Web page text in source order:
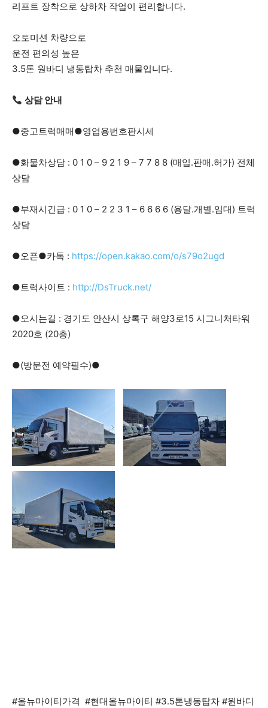
리프트 장착으로 상하차 작업이 편리합니다.
오토미션 차량으로
운전 편의성 높은
3.5톤 원바디 냉동탑차 추천 매물입니다.
상담 안내
●중고트럭매매●영업용번호판시세
●화물차상담 : 0 1 0 – 9 2 1 9 – 7 7 8 8 (매입.판매.허가) 전체
상담
●부재시긴급 : 0 1 0 – 2 2 3 1 – 6 6 6 6 (용달.개별.임대) 트럭
상담
●오픈●카톡 : https://open.kakao.com/o/s79o2ugd
●트럭사이트 : http://DsTruck.net/
●오시는길 : 경기도 안산시 상록구 해양3로15 시그니처타워
2020호 (20층)
●(방문전 예약필수)●
#올뉴마이티가격 #현대올뉴마이티 #3.5톤냉동탑차 #원바디